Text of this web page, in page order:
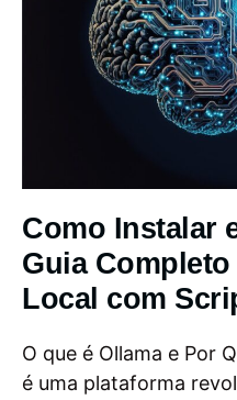
Como Instalar
Guia
Local com
O que é Ollama e Por
é uma plataforma